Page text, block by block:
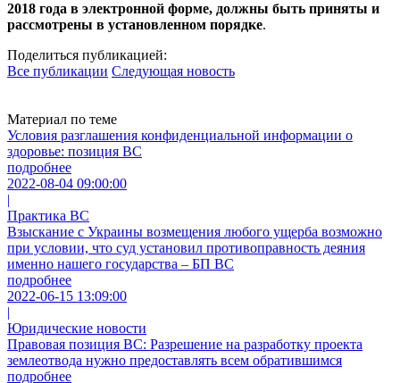
2018 года в электронной форме, должны быть приняты и
рассмотрены в установленном порядке.
Поделиться публикацией:
Все публикации Следующая новость
Материал по теме
Условия разглашения конфиденциальной информации о
здоровье: позиция ВС
подробнее
2022-08-04 09:00:00
|
Практика ВС
Взыскание с Украины возмещения любого ущерба возможно
при условии, что суд установил противоправность деяния
именно нашего государства – БП ВС
подробнее
2022-06-15 13:09:00
|
Юридические новости
Правовая позиция ВС: Разрешение на разработку проекта
землеотвода нужно предоставлять всем обратившимся
подробнее